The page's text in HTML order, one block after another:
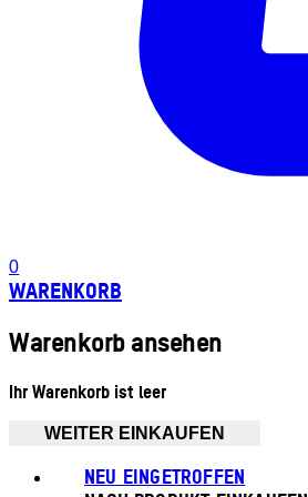
0
WARENKORB
Warenkorb ansehen
Ihr Warenkorb ist leer
WEITER EINKAUFEN
NEU EINGETROFFEN